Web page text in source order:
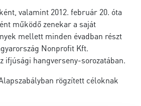
valamint 2012. február 20. óta
működő zenekar a saját
mellett minden évadban részt
Nonprofit Kft.
ifjúsági hangverseny-sorozatában.
rögzített céloknak